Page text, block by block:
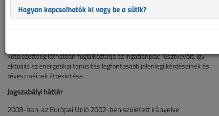
Ezen kötelezettség láthatóan foglalkoztatja az ingatlanpiac
résztvevőit, így aktuális az energetikai tanúsítás legfontosabb...
kötelezettség láthatóan foglalkoztatja az ingatlanpiac résztvevőit, így
aktuális az energetikai tanúsítás legfontosabb jelenlegi kérdéseinek és
téveszméinek áttekintése.
Jogszabályi háttér
2008-ban, az Európai Unió 2002-ben született irányelve
Hogyan kapcsolhatók ki vagy be a sütik?